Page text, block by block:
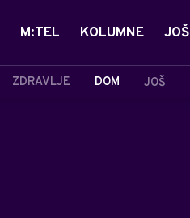
ZDRAVLJE DOM JOŠ
M:TEL KOLUMNE JOŠ